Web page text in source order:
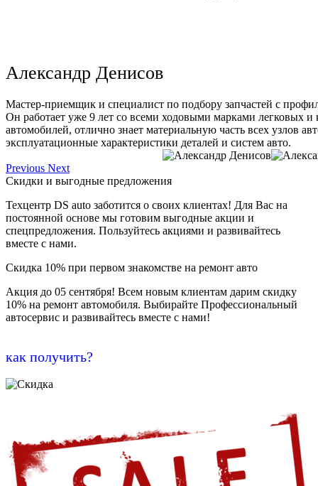
Александр Денисов
Мастер-приемщик и специалист по подбору запчастей с
Он работает уже 9 лет со всеми ходовыми марками легковых и
автомобилей, отлично знает материальную часть всех узлов
эксплуатационные характеристики деталей и систем авто.
Previous Next
Скидки и выгодные предложения
Техцентр DS auto заботится о своих клиентах! Для Вас на
постоянной основе мы готовим выгодные акции и
спецпредложения. Пользуйтесь акциями и развивайтесь
вместе с нами.
Скидка 10% при первом знакомстве на ремонт авто
Акция до 05 сентября! Всем новым клиентам дарим скидку
10% на ремонт автомобиля. Выбирайте Профессиональный
автосервис и развивайтесь вместе с нами!
как получить?